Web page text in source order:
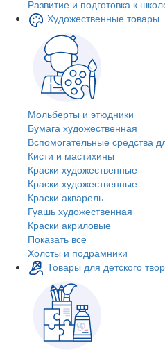
Развитие и подготовка к
Художественные товары
Мольберты и этюдники
Бумага художественная
Вспомогательные средства
Кисти и мастихины
Краски художественные
Краски художественные
Краски акварель
Гуашь художественная
Краски акриловые
Показать все
Холсты и подрамники
Товары для детского